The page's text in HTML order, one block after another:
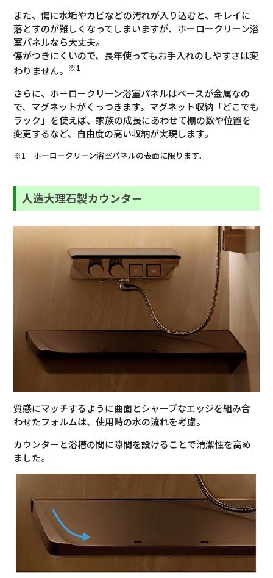
また、傷に水垢やカビなどの汚れが入り込むと、キレイに
落とすのが難しくなってしまいますが、ホーロークリーン浴
室パネルなら大丈夫。
傷がつきにくいので、長年使ってもお手入れのしやすさは変
わりません。 ※1
さらに、ホーロークリーン浴室パネルはベースが金属なの
で、マグネットがくっつきます。マグネット収納「どこでも
ラック」を使えば、家族の成長にあわせて棚の数や位置を
変更するなど、自由度の高い収納が実現します。
※1 ホーロークリーン浴室パネルの表面に限ります。
人造大理石製カウンター
質感にマッチするように曲面とシャープなエッジを組み合
わせたフォルムは、使用時の水の流れを考慮。
カウンターと浴槽の間に隙間を設けることで清潔性を高め
ました。